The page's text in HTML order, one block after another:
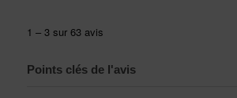
Points clés de l'avis